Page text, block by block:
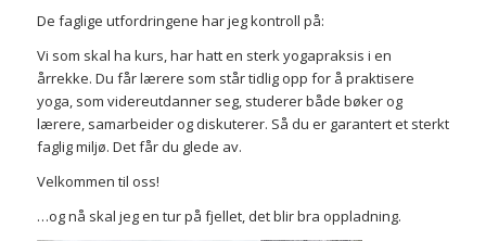
De faglige utfordringene har jeg kontroll på:
Vi som skal ha kurs, har hatt en sterk yogapraksis i en
årrekke. Du får lærere som står tidlig opp for å praktisere
yoga, som videreutdanner seg, studerer både bøker og
lærere, samarbeider og diskuterer. Så du er garantert et sterkt
faglig miljø. Det får du glede av.
Velkommen til oss!
…og nå skal jeg en tur på fjellet, det blir bra oppladning.